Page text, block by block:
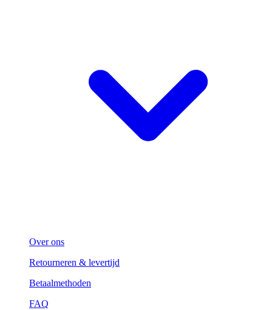
Over ons
Retourneren & levertijd
Betaalmethoden
FAQ